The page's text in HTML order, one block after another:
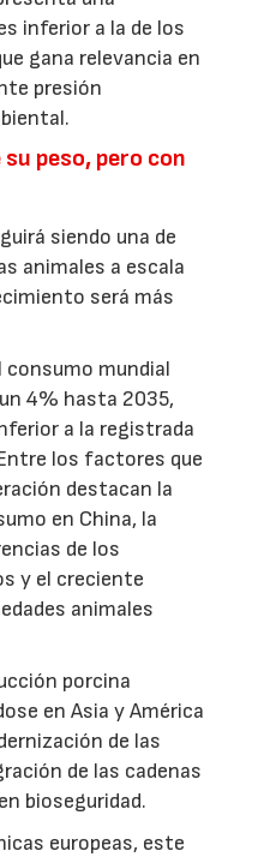
inferior a la de los
gana relevancia en
presión
peso, pero con
siendo una de
animales a escala
será más
consumo mundial
4% hasta 2035,
a la registrada
los factores que
destacan la
en China, la
de los
y el creciente
animales
porcina
en Asia y América
de las
de las cadenas
bioseguridad.
europeas, este